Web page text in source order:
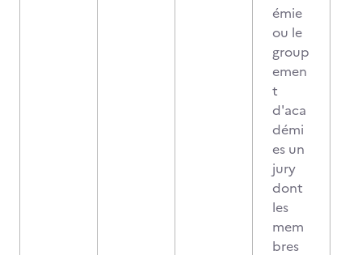
émie
ou le
group
emen
t
d'aca
démi
es un
jury
dont
les
mem
bres